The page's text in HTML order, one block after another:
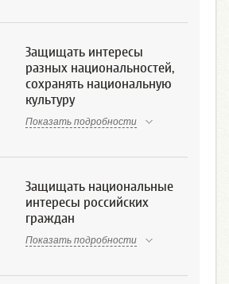
Защищать интересы
разных национальностей,
сохранять национальную
культуру
Показать подробности
Защищать национальные
интересы российских
граждан
Показать подробности